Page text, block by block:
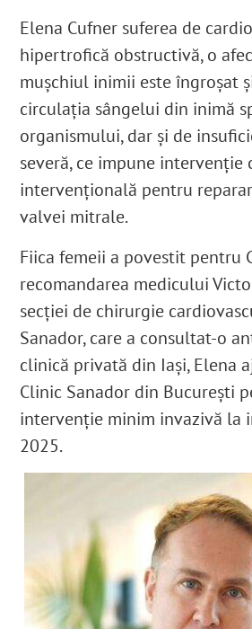
Elena Cufner suferea de
hipertrofică obstructivă, o
mușchiul inimii este îngroșat
circulația sângelui din inimă
organismului,dar și de
severă,ce impune intervenție
intervențională pentru
valvei mitrale.
Fiica femeii a povestit pentru
recomandarea medicului
secției de chirurgie
Sanador, care a consultat-o
clinică privată din Iași, Elena
Clinic Sanador din București
intervenție minim invazivă la
2025.